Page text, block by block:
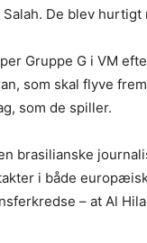
De blev hurtigt
Gruppe G i VM
som skal flyve
som de spiller.
brasilianske
i både
– at Al